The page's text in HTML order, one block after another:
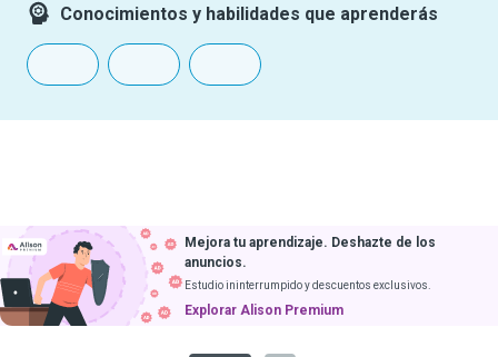
Conocimientos y habilidades que aprenderás
aprendizaje. Deshazte de los
y descuentos exclusivos.
Alison Premium
Descarga
Próximamente en